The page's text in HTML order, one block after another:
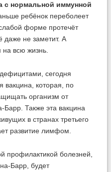
с нормальной иммунной
ребёнок переболеет
форме протечёт
не заметит. А
на всю жизнь.
сегодня
вакцина, которая, по
организм от
Также эта вакцина
в странах третьего
развитие лимфом.
профилактикой болезней,
Барр, будет